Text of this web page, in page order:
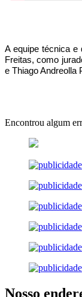
A equipe técnica e
Freitas, como
e Thiago Andreolla
Encontrou algum
Nosso